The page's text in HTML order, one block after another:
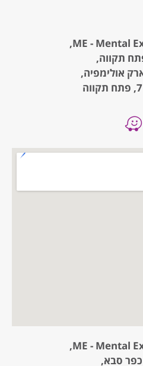
תקווה,
אולימפיה,
כפר סבא,